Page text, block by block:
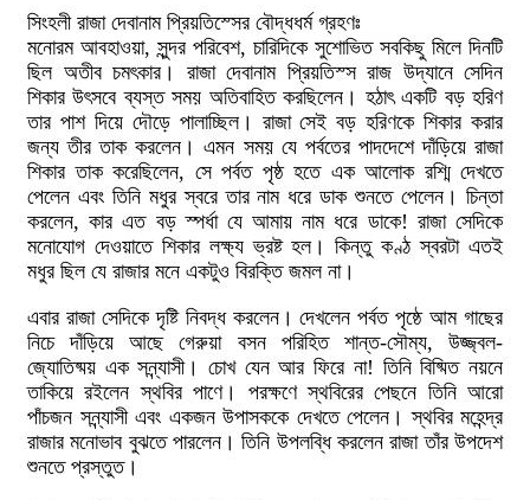
সিংহলী রাজা দেবানাম প্রিয়তিস্সের বৌদ্ধধর্ম গ্রহণঃ
মনোরম আবহাওয়া, সুন্দর পরিবেশ, চারিদিকে সুশোভিত সবকিছু মিলে দিনটি
ছিল অতীব চমৎকার। রাজা দেবানাম প্রিয়তিস্স রাজ উদ্যানে সেদিন
শিকার উৎসবে ব্যস্ত সময় অতিবাহিত করছিলেন। হঠাৎ একটি বড় হরিণ
তার পাশ দিয়ে দৌড়ে পালাচ্ছিল। রাজা সেই বড় হরিণকে শিকার করার
জন্য তীর তাক করলেন। এমন সময় যে পর্বতের পাদদেশে দাঁড়িয়ে রাজা
শিকার তাক করেছিলেন, সে পর্বত পৃষ্ঠ হতে এক আলোক রশ্মি দেখতে
পেলেন এবং তিনি মধুর স্বরে তার নাম ধরে ডাক শুনতে পেলেন। চিন্তা
করলেন, কার এত বড় স্পর্ধা যে আমায় নাম ধরে ডাকে! রাজা সেদিকে
মনোযোগ দেওয়াতে শিকার লক্ষ্য ভ্রষ্ট হল। কিন্তু কণ্ঠ স্বরটা এতই
মধুর ছিল যে রাজার মনে একটুও বিরক্তি জমল না।
এবার রাজা সেদিকে দৃষ্টি নিবদ্ধ করলেন। দেখলেন পর্বত পৃষ্ঠে আম গাছের
নিচে দাঁড়িয়ে আছে গেরুয়া বসন পরিহিত শান্ত-সৌম্য, উজ্জ্বল-
জ্যোতিষ্ময় এক সন্ন্যাসী। চোখ যেন আর ফিরে না! তিনি বিষ্মিত নয়নে
তাকিয়ে রইলেন স্থবির পাণে। পরক্ষণে স্থবিরের পেছনে তিনি আরো
পাঁচজন সন্ন্যাসী এবং একজন উপাসককে দেখতে পেলেন। স্থবির মহেন্দ্র
রাজার মনোভাব বুঝতে পারলেন। তিনি উপলব্ধি করলেন রাজা তাঁর উপদেশ
শুনতে প্রস্তুত।